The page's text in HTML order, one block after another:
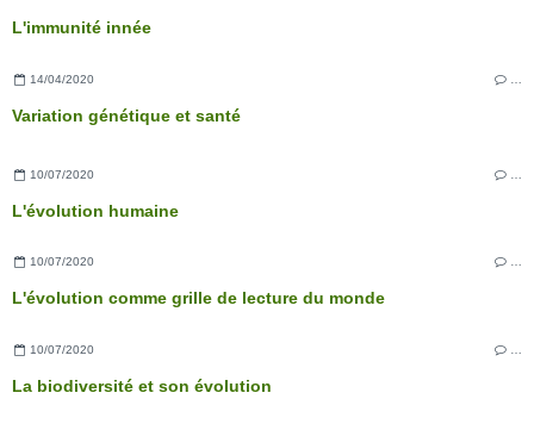
L'immunité innée
14/04/2020
Variation génétique et santé
10/07/2020
L'évolution humaine
10/07/2020
L'évolution comme grille de lecture du monde
10/07/2020
La biodiversité et son évolution